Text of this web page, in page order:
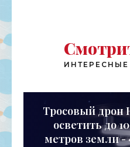
Тросовый дрон
осветить до
метров земли -